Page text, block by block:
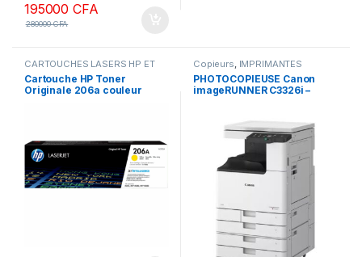
195000CFA
280000CFA
CARTOUCHES LASERS HP ET
CANON ORIGINALE
Toners,IMPRIMANTES
Cartouche HP Toner
Originale 206a couleur
Copieurs, IMPRIMANTES
PHOTOCOPIEUSE Canon
imageRUNNER C3326i –